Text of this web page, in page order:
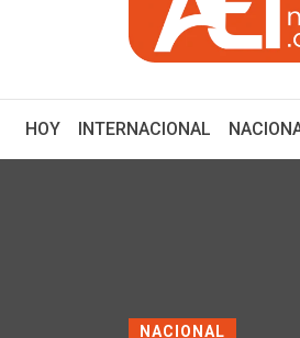
HOY(CURRENT)
INTERNACIONAL
NACIONAL